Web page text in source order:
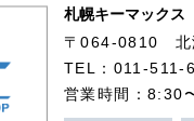
札幌キーマックス
〒064-0810 北
TEL：011-511-
営業時間：8:30